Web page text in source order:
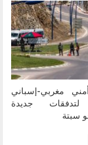
مغربي-إسباني
لتدفقات جديدة
سبتة